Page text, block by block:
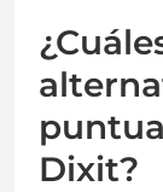
Dixit?